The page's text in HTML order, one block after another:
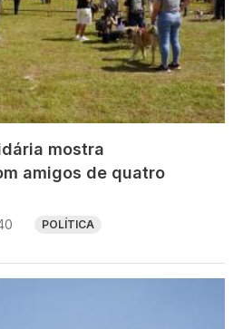
mostra
amigos de quatro
POLÍTICA